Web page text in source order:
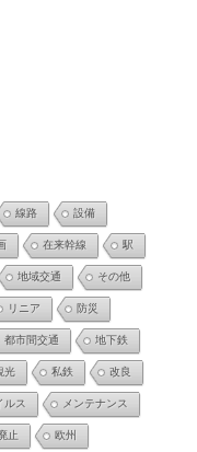
線路 設備
在来幹線 駅
地域交通 その他
リニア 防災
都市間交通 地下鉄
光 私鉄 改良
ルス メンテナンス
止 欧州